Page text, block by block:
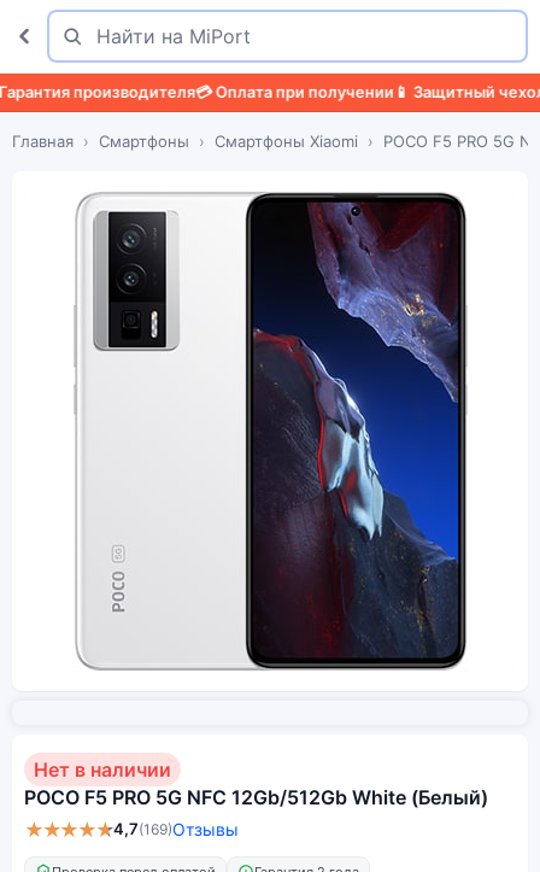
Поиск
Найти
производителя💳 Оплата при получении📱 Защитный чехол🛡️
Главная Смартфоны Смартфоны Xiaomi POCO F5 PRO 5G
Нет в наличии
POCO F5 PRO 5G NFC 12Gb/512Gb White (Белый)
★★★★★4,7(169)Отзывы